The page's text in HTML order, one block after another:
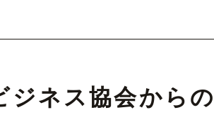
ジネス協会からの